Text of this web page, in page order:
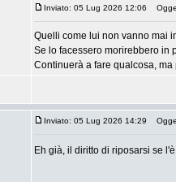
Inviato: 05 Lug 2026 12:06
Quelli come lui non vanno mai
Se lo facessero morirebbero in
Continuerà a fare qualcosa,
Inviato: 05 Lug 2026 14:29
Eh già, il diritto di riposarsi se